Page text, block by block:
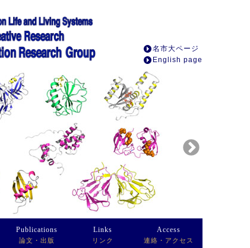
名市大ページ
English page
Publications
論文・出版
Links
リンク
Access
連絡・アクセス